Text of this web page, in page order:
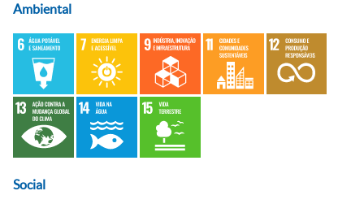
Ambiental
Social